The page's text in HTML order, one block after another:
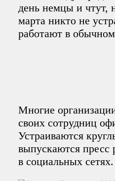
день немцы и чтут,
марта никто не
работают в
Многие
своих сотрудниц
Устраиваются
выпускаются
в социальных сетях.